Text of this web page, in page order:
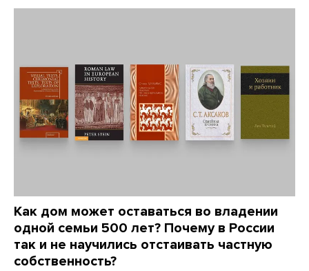
Как дом может оставаться во владении
одной семьи 500 лет? Почему в России
так и не научились отстаивать частную
собственность?